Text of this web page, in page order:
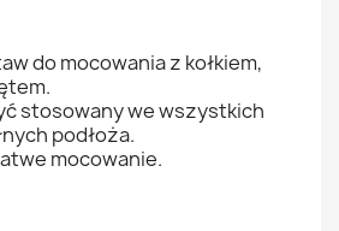
do mocowania z kołkiem,
stosowany we wszystkich
podłoża.
mocowanie.